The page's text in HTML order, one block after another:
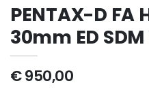
PENTAX-D FA
30mm ED SDM
€ 950,00